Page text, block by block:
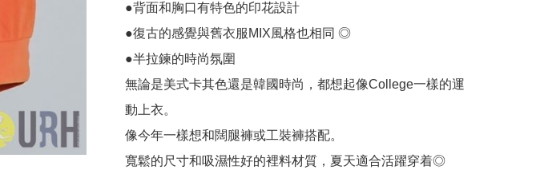
●背面和胸口有特色的印花設計
●復古的感覺與舊衣服MIX風格也相同 ◎
●半拉鍊的時尚氛圍
無論是美式卡其色還是韓國時尚，都想起像College一樣的運
動上衣。
像今年一樣想和闊腿褲或工裝褲搭配。
寬鬆的尺寸和吸濕性好的裡料材質，夏天適合活躍穿着◎